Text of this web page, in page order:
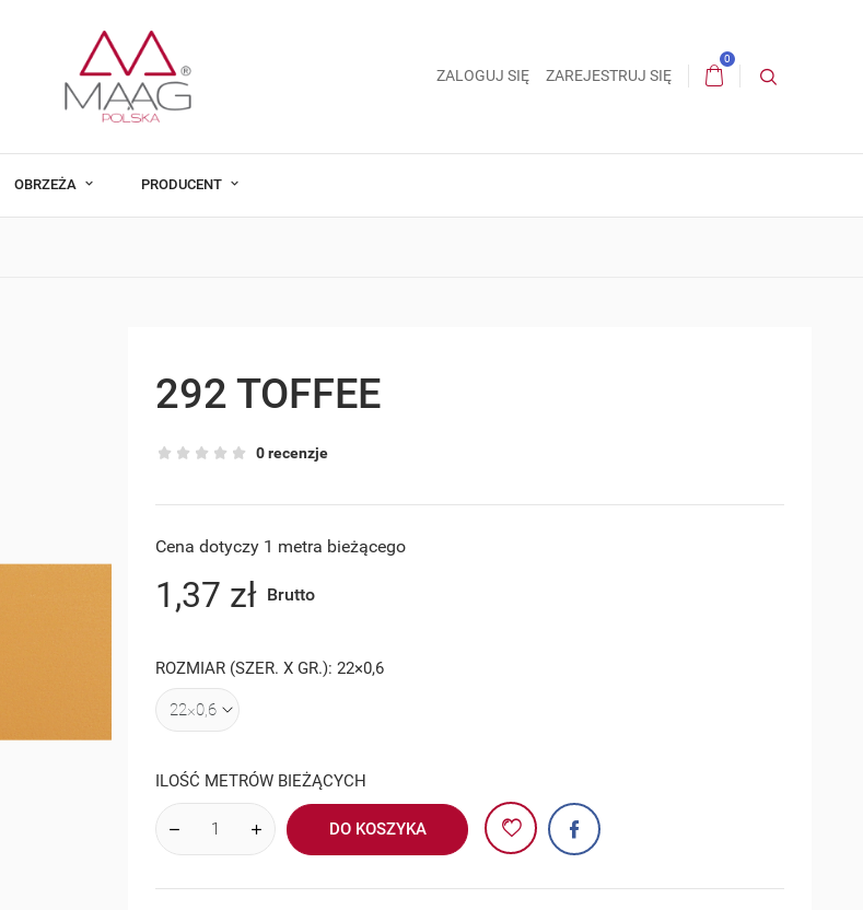
ZALOGUJ SIĘ ZAREJESTRUJ SIĘ
0
OBRZEŻA PRODUCENT
292 TOFFEE
0 recenzje
Cena dotyczy 1 metra bieżącego
1,37 zł Brutto
ROZMIAR (SZER. X GR.): 22×0,6
ILOŚĆ METRÓW BIEŻĄCYCH
DO KOSZYKA